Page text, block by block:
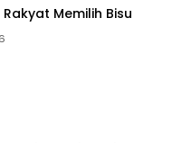
Memilih Bisu